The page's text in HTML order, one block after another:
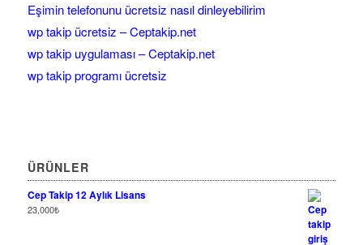
Eşimin telefonunu ücretsiz nasıl dinleyebilirim
wp takip ücretsiz – Ceptakip.net
wp takip uygulaması – Ceptakip.net
wp takip programı ücretsiz
ÜRÜNLER
Cep Takip 12 Aylık Lisans
23,000₺